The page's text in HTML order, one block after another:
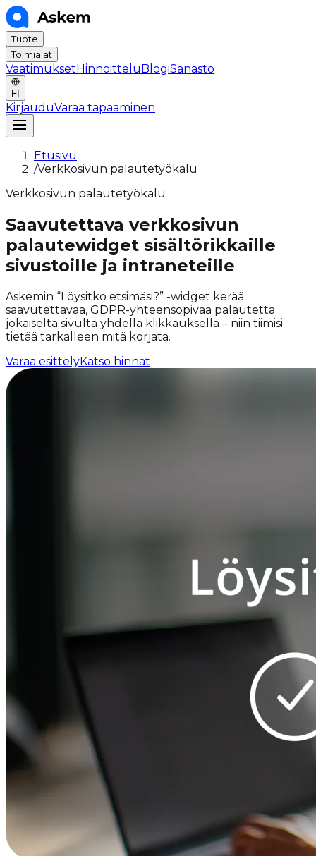
Tuote
Toimialat
VaatimuksetHinnoitteluBlogiSanasto
FI
KirjauduVaraa tapaaminen
Etusivu
/Verkkosivun palautetyökalu
Verkkosivun palautetyökalu
Saavutettava verkkosivun
palautewidget sisältörikkaille
sivustoille ja intraneteille
Askemin “Löysitkö etsimäsi?” -widget kerää
saavutettavaa, GDPR-yhteensopivaa palautetta
jokaiselta sivulta yhdellä klikkauksella – niin tiimisi
tietää tarkalleen mitä korjata.
Varaa esittelyKatso hinnat